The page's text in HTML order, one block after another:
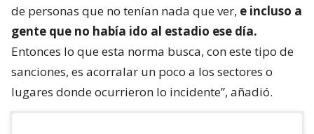
de personas que no tenían nada que ver, e incluso a
gente que no había ido al estadio ese día.
Entonces lo que esta norma busca, con este tipo de
sanciones, es acorralar un poco a los sectores o
lugares donde ocurrieron lo incidente”, añadió.